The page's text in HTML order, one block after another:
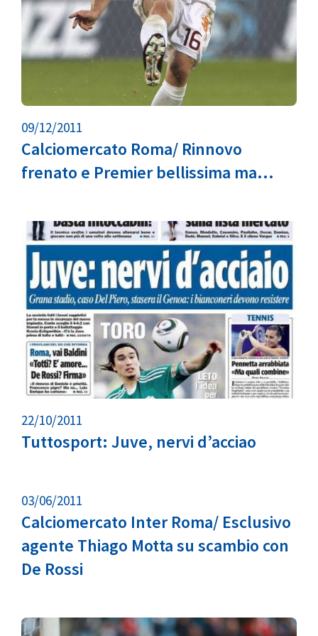
09/12/2011
Calciomercato Roma/ Rinnovo
frenato e Premier bellissima ma…
22/10/2011
Tuttosport: Juve, nervi d’acciao
03/06/2011
Calciomercato Inter Roma/ Esclusivo
agente Thiago Motta su scambio con
De Rossi